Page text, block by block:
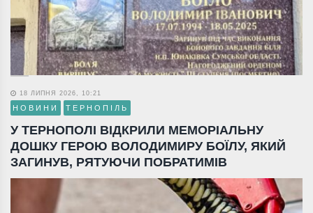
18 ЛИПНЯ 2026, 10:21
НОВИНИ ТЕРНОПІЛЬ
У ТЕРНОПОЛІ ВІДКРИЛИ МЕМОРІАЛЬНУ
ДОШКУ ГЕРОЮ ВОЛОДИМИРУ БОЇЛУ, ЯКИЙ
ЗАГИНУВ, РЯТУЮЧИ ПОБРАТИМІВ